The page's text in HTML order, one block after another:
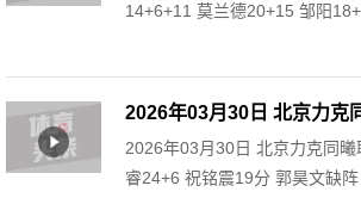
14+6+11 莫兰德20+15 邹阳
2026年03月30日 北京力克
第三 赵睿24+6 祝铭震19分
2026年03月30日 北京力克同
睿24+6 祝铭震19分 郭昊文缺阵